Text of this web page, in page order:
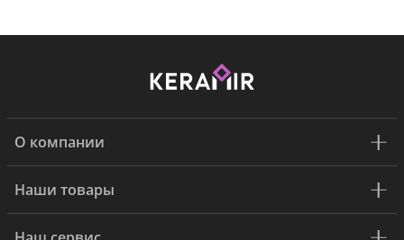
О компании
Наши товары